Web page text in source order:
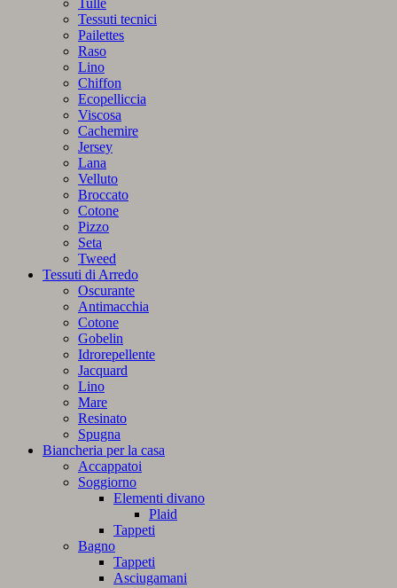
Tulle
Tessuti tecnici
Pailettes
Raso
Lino
Chiffon
Ecopelliccia
Viscosa
Cachemire
Jersey
Lana
Velluto
Broccato
Cotone
Pizzo
Seta
Tweed
Tessuti di Arredo
Oscurante
Antimacchia
Cotone
Gobelin
Idrorepellente
Jacquard
Lino
Mare
Resinato
Spugna
Biancheria per la casa
Accappatoi
Soggiorno
Elementi divano
Plaid
Tappeti
Bagno
Tappeti
Asciugamani